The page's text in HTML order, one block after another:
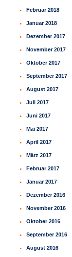
Februar 2018
Januar 2018
Dezember 2017
November 2017
Oktober 2017
September 2017
August 2017
Juli 2017
Juni 2017
Mai 2017
April 2017
März 2017
Februar 2017
Januar 2017
Dezember 2016
November 2016
Oktober 2016
September 2016
August 2016